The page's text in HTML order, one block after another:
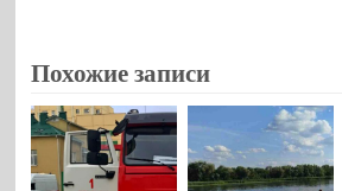
Похожие записи